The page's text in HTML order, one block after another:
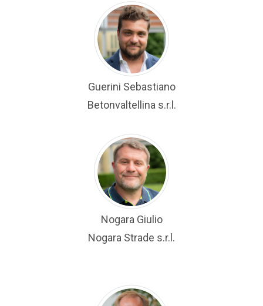
Guerini Sebastiano
Betonvaltellina s.r.l.
Nogara Giulio
Nogara Strade s.r.l.